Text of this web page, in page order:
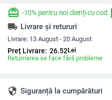
redeem -10% pentru noi clienți cu cod:
local_shipping Livrare și retururi
Livrare: 13 August - 20 August
Preț Livrare: 26.52Lei
Returnarea se face fără probleme
security Siguranță la cumpărături